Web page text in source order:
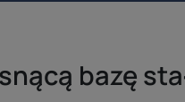
bazę